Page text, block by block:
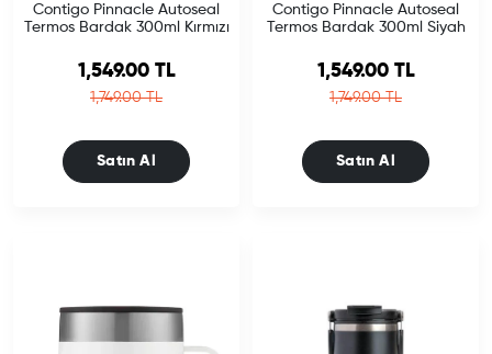
Contigo Pinnacle Autoseal
Termos Bardak 300ml Kırmızı
Sale price
1,549.00 TL
Regular price
1,749.00 TL
Satın Al
Contigo Pinnacle Autoseal
Termos Bardak 300ml Siyah
Sale price
1,549.00 TL
Regular price
1,749.00 TL
Satın Al